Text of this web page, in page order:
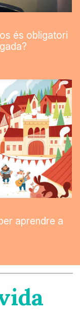
és obligatori
aprendre a